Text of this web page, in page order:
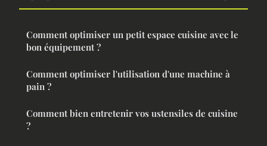
Comment optimiser un petit espace cuisine avec le
bon équipement ?
Comment optimiser l'utilisation d'une machine à
pain ?
Comment bien entretenir vos ustensiles de cuisine
?